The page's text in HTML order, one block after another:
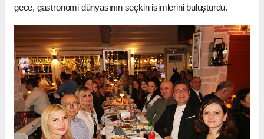
gece, gastronomi dünyasının seçkin isimlerini buluşturdu.